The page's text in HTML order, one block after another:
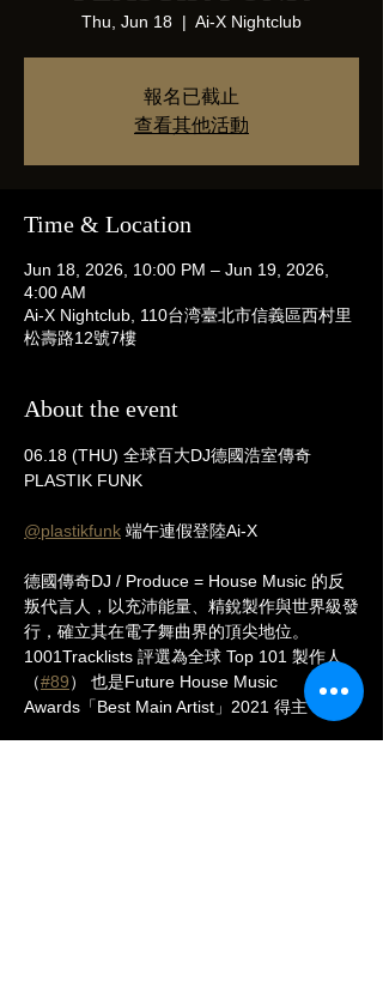
Thu, Jun 18
  |
Ai-X Nightclub
報名已截止
查看其他活動
Time & Location
Jun 18, 2026, 10:00 PM – Jun 19, 2026,
4:00 AM
Ai-X Nightclub, 110台湾臺北市信義區西村里
松壽路12號7樓
About the event
06.18 (THU) 全球百大DJ德國浩室傳奇
PLASTIK FUNK
@plastikfunk 端午連假登陸Ai-X
德國傳奇DJ / Produce = House Music 的反
叛代言人，以充沛能量、精銳製作與世界級發
行，確立其在電子舞曲界的頂尖地位。
1001Tracklists 評選為全球 Top 101 製作人
（#89） 也是Future House Music
Awards「Best Main Artist」2021 得主！